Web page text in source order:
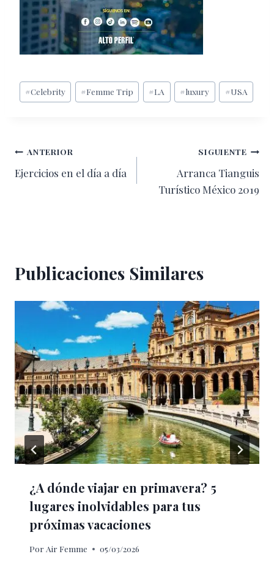
Etiquetas
de
#Celebrity #Femme Trip #LA #luxury #USA
Navegación
de
ANTERIOR
Ejercicios en el día a día
SIGUIENTE
Arranca Tianguis
Turístico México 2019
Publicaciones Similares
¿A dónde viajar en primavera? 5
lugares inolvidables para tus
próximas vacaciones
Por Air Femme 05/03/2026